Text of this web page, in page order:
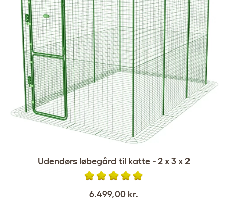
Udendørs løbegård til katte - 2 x 3 x 2
6.499,00 kr.